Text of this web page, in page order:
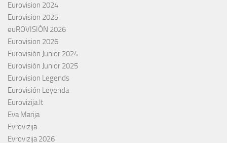
Eurovision 2024
Eurovision 2025
euROVISIÓN 2026
Eurovision 2026
Eurovisión Junior 2024
Eurovisión Junior 2025
Eurovision Legends
Eurovisión Leyenda
Eurovizija.lt
Eva Marija
Evrovizija
Evrovizija 2026